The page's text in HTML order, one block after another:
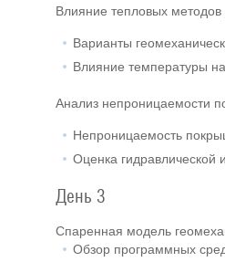
Влияние тепловых
Варианты
Влияние температуры
Анализ непроницаемости
Непроницаемость
Оценка
День 3
Спаренная модель
Обзор программных